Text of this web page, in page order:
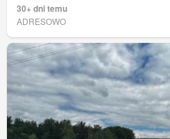
30+ dni temu
ADRESOWO